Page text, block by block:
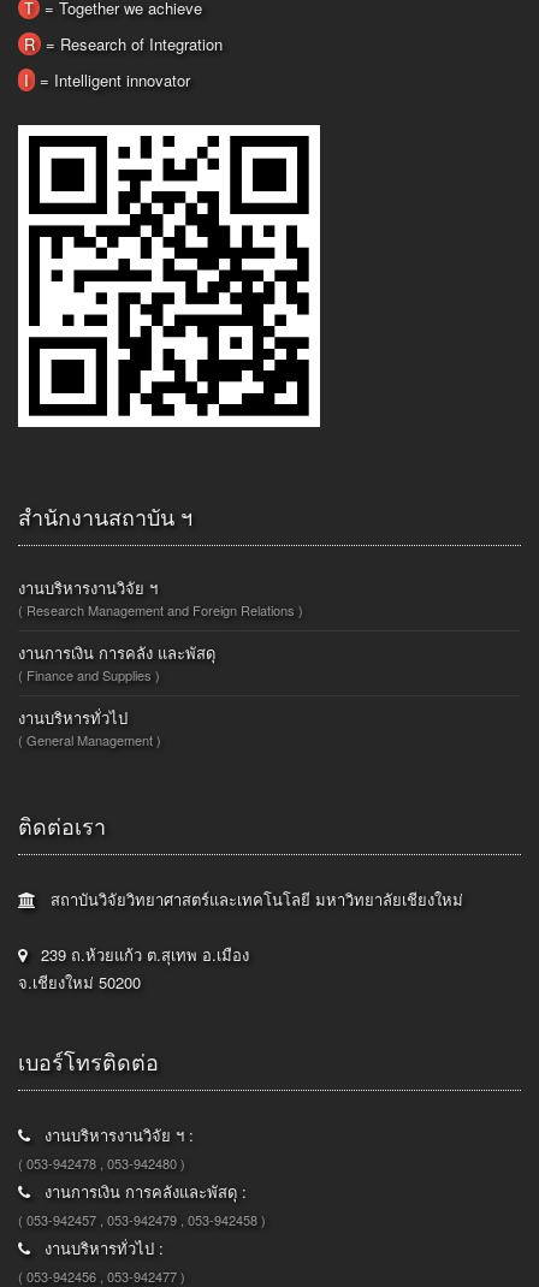
T = Together we achieve
R = Research of Integration
I = Intelligent innovator
สำนักงานสถาบัน ฯ
งานบริหารงานวิจัย ฯ
( Research Management and Foreign Relations )
งานการเงิน การคลัง และพัสดุ
( Finance and Supplies )
งานบริหารทั่วไป
( General Management )
ติดต่อเรา
สถาบันวิจัยวิทยาศาสตร์และเทคโนโลยี มหาวิทยาลัยเชียงใหม่
239 ถ.ห้วยแก้ว ต.สุเทพ อ.เมือง
จ.เชียงใหม่ 50200
เบอร์โทรติดต่อ
งานบริหารงานวิจัย ฯ :
( 053-942478 , 053-942480 )
งานการเงิน การคลังและพัสดุ :
( 053-942457 , 053-942479 , 053-942458 )
งานบริหารทั่วไป :
( 053-942456 , 053-942477 )